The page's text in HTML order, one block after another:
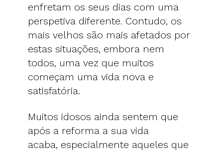
enfretam os seus dias com uma
perspetiva diferente. Contudo, os
mais velhos são mais afetados por
estas situações, embora nem
todos, uma vez que muitos
começam uma vida nova e
satisfatória.
Muitos idosos ainda sentem que
após a reforma a sua vida
acaba, especialmente aqueles que